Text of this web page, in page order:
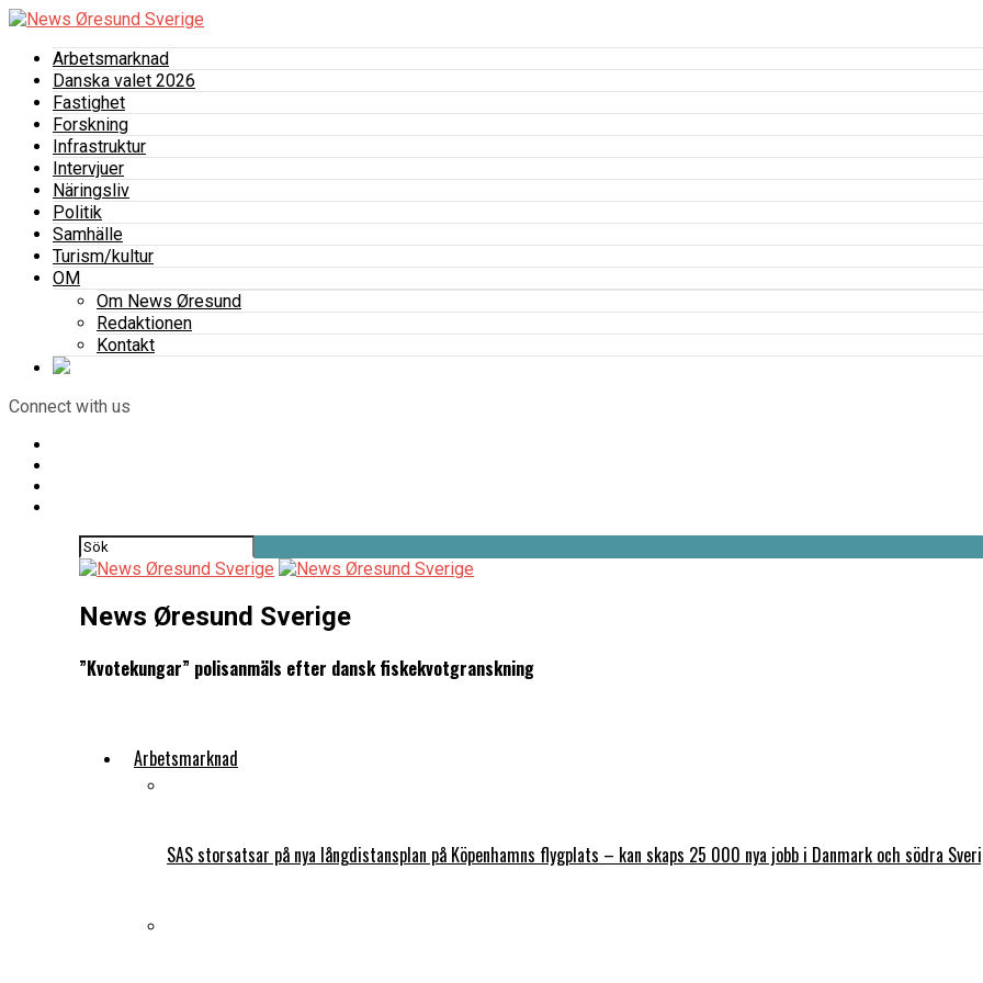
Arbetsmarknad
Danska valet 2026
Fastighet
Forskning
Infrastruktur
Intervjuer
Näringsliv
Politik
Samhälle
Turism/kultur
OM
Om News Øresund
Redaktionen
Kontakt
Connect with us
News Øresund Sverige
”Kvotekungar” polisanmäls efter dansk fiskekvotgranskning
Arbetsmarknad
SAS storsatsar på nya långdistansplan på Köpenhamns flygplats – kan skaps 25 000 nya jobb i Danmark och södra